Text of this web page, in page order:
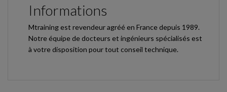
Informations
Mtraining est revendeur agréé en France depuis 1989.
Notre équipe de docteurs et ingénieurs spécialisés est
à votre disposition pour tout conseil technique.